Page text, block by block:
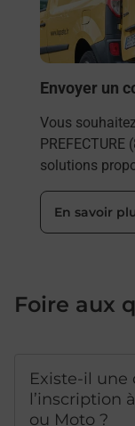
Envoyer un
Vous
solutions
En savoir
Foire aux
Existe-il une
l’inscription
ou Moto ?